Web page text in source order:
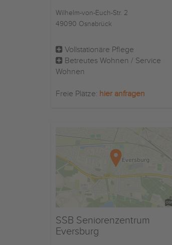
Wilhelm-von-Euch-Str. 2
49090 Osnabrück
Vollstationäre Pflege
Betreutes Wohnen / Service
Wohnen
Freie Plätze: hier anfragen
SSB Seniorenzentrum
Eversburg